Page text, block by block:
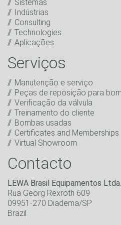
Clique para iniciar
Eu li a declaração de
processamento dos meus
marketing. Isso inclui o
informativo, bem como
novos produtos, novidades
acontecimentos relevantes.
Ficar em
* Campo obrigatório
Sistemas
Indústrias
Consulting
Technologies
Aplicações
Serviços
Manutenção e serviço
Peças de reposição para
Verificação da válvula
Treinamento do cliente
Bombas usadas
Certificates and Memberships
Virtual Showroom
Contacto
LEWA Brasil Equipamentos Ltda.
Rua Georg Rexroth 609
09951-270 Diadema/SP
Brazil